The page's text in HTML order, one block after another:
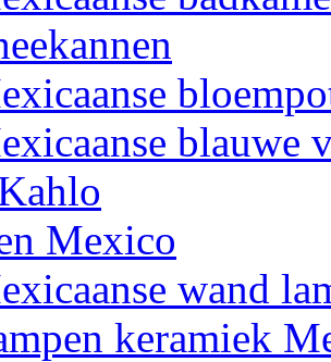
blauwe
Mexico
wand
keramiek